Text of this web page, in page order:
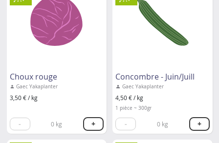
Choux rouge
Gaec Yakaplanter
3,50 € / kg
- 0 kg +
Concombre - Juin/Juill
Gaec Yakaplanter
4,50 € / kg
1 pièce ~ 300gr
- 0kg +